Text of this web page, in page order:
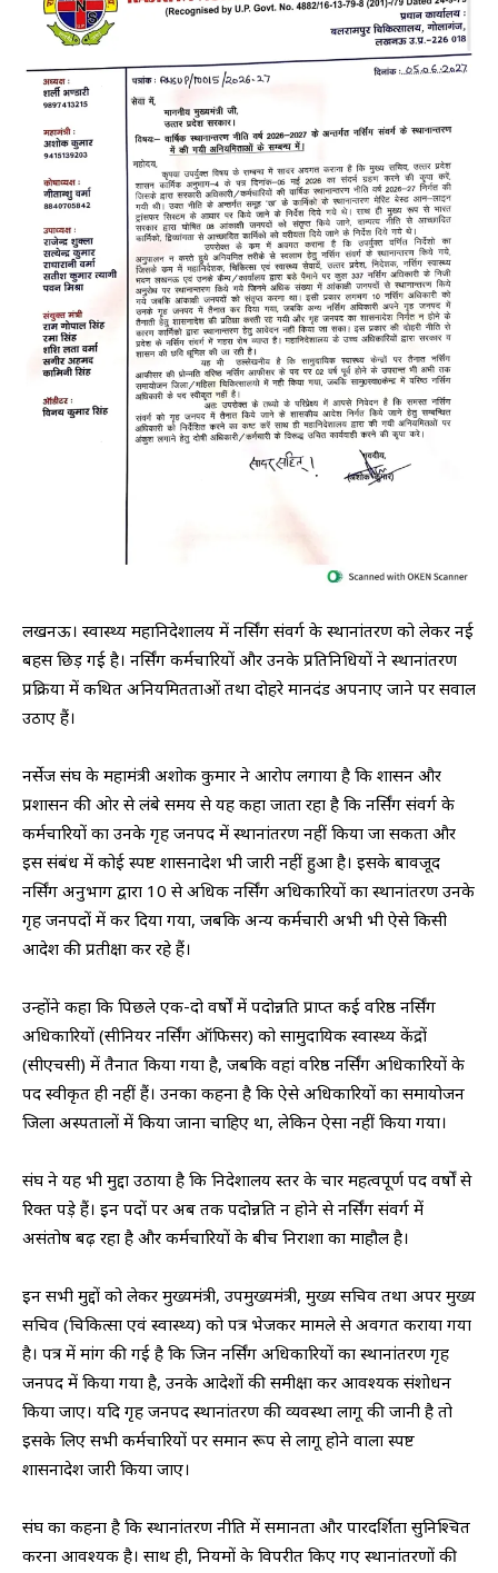
लखनऊ। स्वास्थ्य महानिदेशालय में नर्सिंग संवर्ग के स्थानांतरण को लेकर नई
बहस छिड़ गई है। नर्सिंग कर्मचारियों और उनके प्रतिनिधियों ने स्थानांतरण
प्रक्रिया में कथित अनियमितताओं तथा दोहरे मानदंड अपनाए जाने पर सवाल
उठाए हैं।
नर्सेज संघ के महामंत्री अशोक कुमार ने आरोप लगाया है कि शासन और
प्रशासन की ओर से लंबे समय से यह कहा जाता रहा है कि नर्सिंग संवर्ग के
कर्मचारियों का उनके गृह जनपद में स्थानांतरण नहीं किया जा सकता और
इस संबंध में कोई स्पष्ट शासनादेश भी जारी नहीं हुआ है। इसके बावजूद
नर्सिंग अनुभाग द्वारा 10 से अधिक नर्सिंग अधिकारियों का स्थानांतरण उनके
गृह जनपदों में कर दिया गया, जबकि अन्य कर्मचारी अभी भी ऐसे किसी
आदेश की प्रतीक्षा कर रहे हैं।
उन्होंने कहा कि पिछले एक-दो वर्षों में पदोन्नति प्राप्त कई वरिष्ठ नर्सिंग
अधिकारियों (सीनियर नर्सिंग ऑफिसर) को सामुदायिक स्वास्थ्य केंद्रों
(सीएचसी) में तैनात किया गया है, जबकि वहां वरिष्ठ नर्सिंग अधिकारियों के
पद स्वीकृत ही नहीं हैं। उनका कहना है कि ऐसे अधिकारियों का समायोजन
जिला अस्पतालों में किया जाना चाहिए था, लेकिन ऐसा नहीं किया गया।
संघ ने यह भी मुद्दा उठाया है कि निदेशालय स्तर के चार महत्वपूर्ण पद वर्षों से
रिक्त पड़े हैं। इन पदों पर अब तक पदोन्नति न होने से नर्सिंग संवर्ग में
असंतोष बढ़ रहा है और कर्मचारियों के बीच निराशा का माहौल है।
इन सभी मुद्दों को लेकर मुख्यमंत्री, उपमुख्यमंत्री, मुख्य सचिव तथा अपर मुख्य
सचिव (चिकित्सा एवं स्वास्थ्य) को पत्र भेजकर मामले से अवगत कराया गया
है। पत्र में मांग की गई है कि जिन नर्सिंग अधिकारियों का स्थानांतरण गृह
जनपद में किया गया है, उनके आदेशों की समीक्षा कर आवश्यक संशोधन
किया जाए। यदि गृह जनपद स्थानांतरण की व्यवस्था लागू की जानी है तो
इसके लिए सभी कर्मचारियों पर समान रूप से लागू होने वाला स्पष्ट
शासनादेश जारी किया जाए।
संघ का कहना है कि स्थानांतरण नीति में समानता और पारदर्शिता सुनिश्चित
करना आवश्यक है। साथ ही, नियमों के विपरीत किए गए स्थानांतरणों की